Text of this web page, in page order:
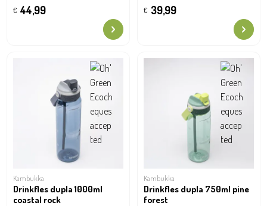
€ 44,99 € 39,99
Kambukka
Drinkfles dupla 1000ml
coastal rock
Kambukka
Drinkfles dupla 750ml pine
forest